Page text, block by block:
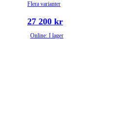
Flera varianter
27 200 kr
Online: I lager